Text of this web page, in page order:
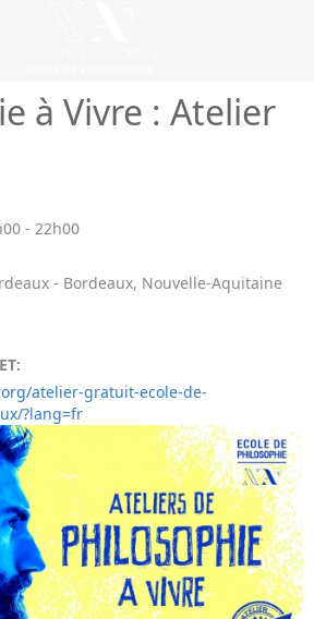
à Vivre : Atelier
- 22h00
- Bordeaux, Nouvelle-Aquitaine
atelier-gratuit-ecole-de-
?lang=fr